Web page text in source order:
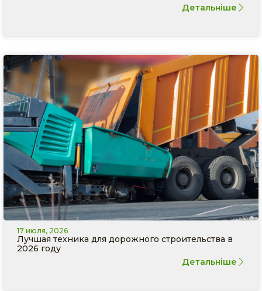
Детальніше
17 июля, 2026
Лучшая техника для дорожного строительства в
2026 году
Детальніше